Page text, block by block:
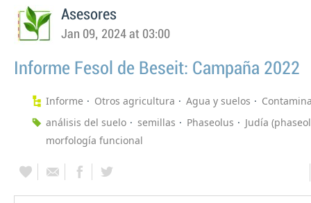
Asesores
Jan 09, 2024 at 03:00
Informe Fesol de Beseit: Campaña 2022
Informe Otros agricultura Agua y suelos
análisis del suelo
semillas Phaseolus
Judía
morfología funcional